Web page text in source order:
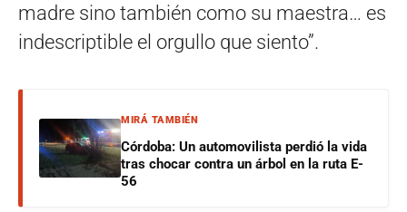
madre sino también como su maestra… es
indescriptible el orgullo que siento”.
MIRÁ TAMBIÉN
Córdoba: Un automovilista perdió la vida
tras chocar contra un árbol en la ruta E-
56